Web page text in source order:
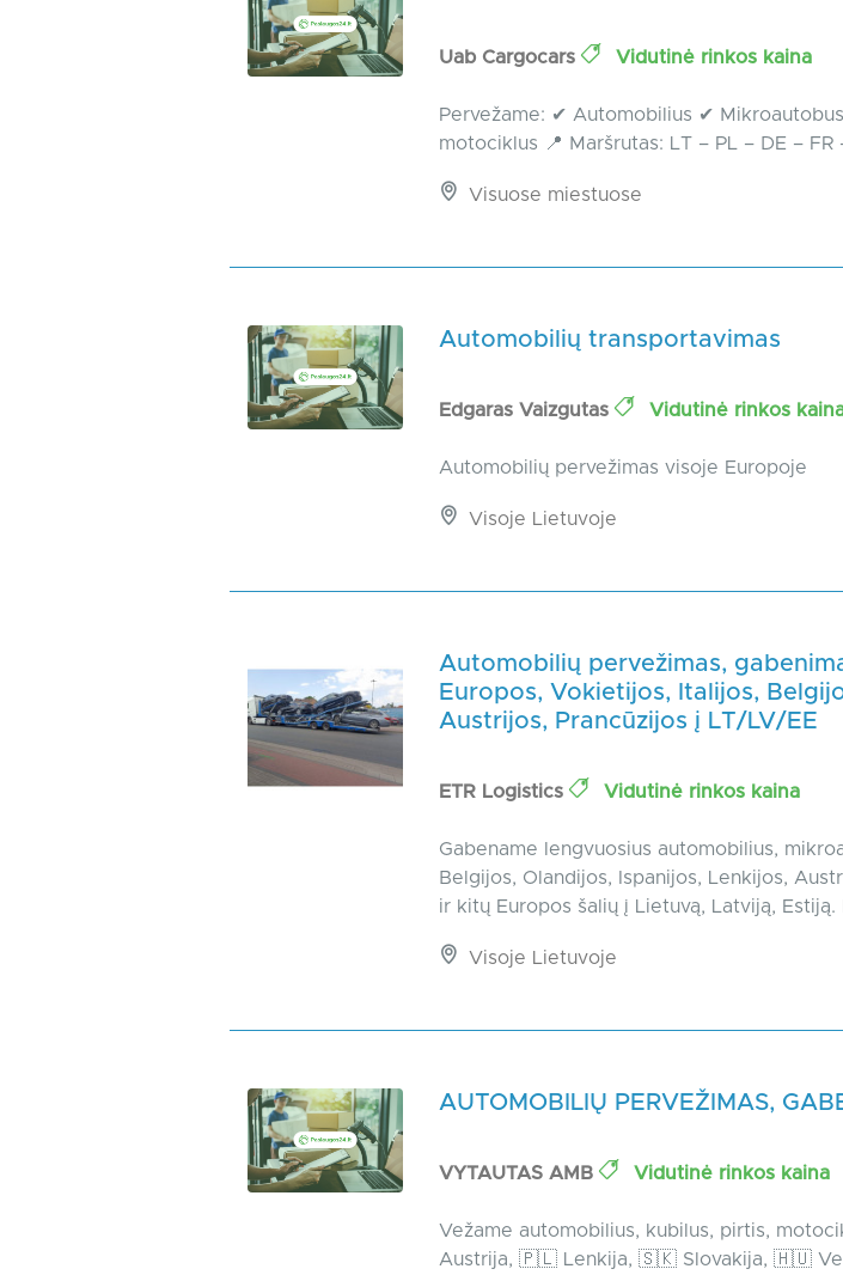
Uab Cargocars Vidutinė rinkos kaina
Pervežame: ✔ Automobilius ✔
motociklus 📍 Maršrutas: LT – PL – DE – FR
Visuose miestuose
Automobilių transportavimas
Edgaras Vaizgutas Vidutinė rinkos
Automobilių pervežimas visoje Europoje
Visoje Lietuvoje
Automobilių pervežimas,
Europos, Vokietijos, Italijos,
Austrijos, Prancūzijos į LT/LV/EE
ETR Logistics Vidutinė rinkos kaina
Gabename lengvuosius automobilius,
Belgijos, Olandijos, Ispanijos, Lenkijos,
ir kitų Europos šalių į Lietuvą, Latviją, Estiją.
Visoje Lietuvoje
AUTOMOBILIŲ PERVEŽIMAS,
VYTAUTAS AMB Vidutinė rinkos kaina
Vežame automobilius, kubilus, pirtis,
Austrija, 🇵🇱 Lenkija, 🇸🇰 Slovakija, 🇭🇺